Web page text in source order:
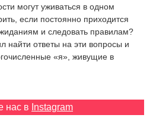
могут уживаться в одном
если постоянно приходится
и следовать правилам?
найти ответы на эти вопросы и
«я», живущие в
нас в Instagram